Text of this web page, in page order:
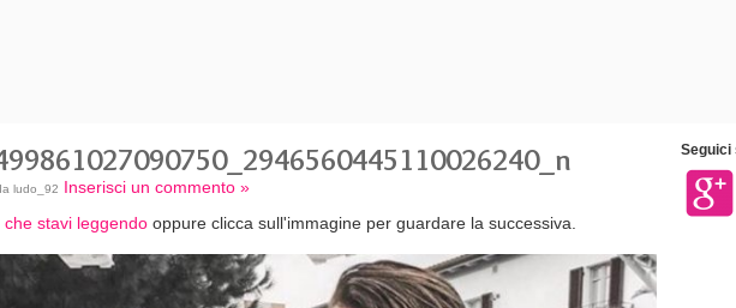
ludo_92 Inserisci un commento »
stavi leggendo oppure clicca sull'immagine per guardare la successiva.
Seguici